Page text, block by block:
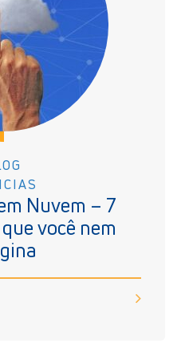
Nuvem – 7
você nem